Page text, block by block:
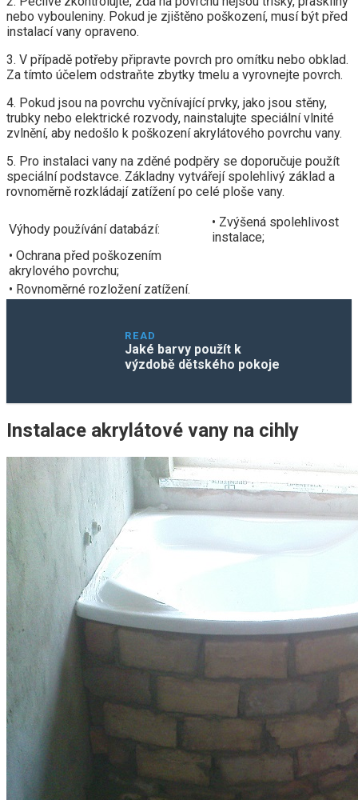
nebo vybouleniny. Pokud je zjištěno poškození, musí být před
instalací vany opraveno.
3. V případě potřeby připravte povrch pro omítku nebo obklad.
Za tímto účelem odstraňte zbytky tmelu a vyrovnejte povrch.
4. Pokud jsou na povrchu vyčnívající prvky, jako jsou stěny,
trubky nebo elektrické rozvody, nainstalujte speciální vlnité
zvlnění, aby nedošlo k poškození akrylátového povrchu vany.
5. Pro instalaci vany na zděné podpěry se doporučuje použít
speciální podstavce. Základny vytvářejí spolehlivý základ a
rovnoměrně rozkládají zatížení po celé ploše vany.
Výhody používání databází:
• Zvýšená spolehlivost
instalace;
• Ochrana před poškozením
akrylového povrchu;
• Rovnoměrné rozložení zatížení.
READ
Jaké barvy použít k
výzdobě dětského pokoje
Instalace akrylátové vany na cihly